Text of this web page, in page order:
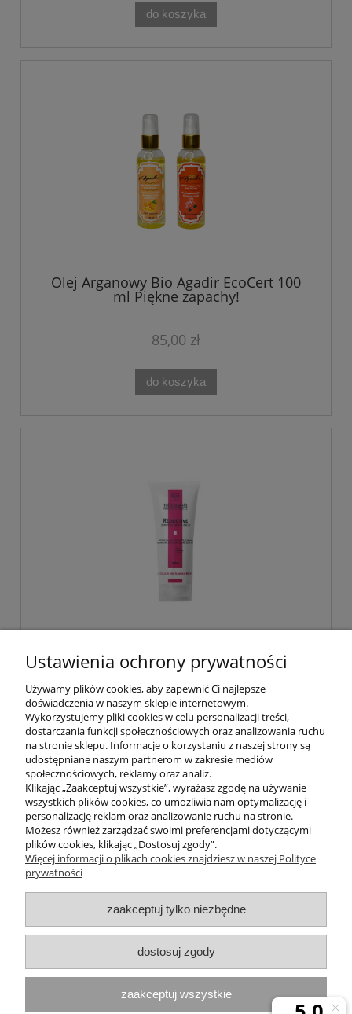
do koszyka
Olej Arganowy Bio Agadir EcoCert 100
ml Piękne zapachy!
85,00 zł
do koszyka
Wyszczuplający, antycellulitowy balsam
do ciała o właściwościach nawilżających
200 ml SLIM'N'GO BODY BALM
66,50 zł
do koszyka
POMOC
INFORMACJE
ZAKUPY
MOJE KONTO
PROGRAMY PROMOCYJNE
InterPromo MARTA POPIELA-MOLEK NIP: 7341300379
Ustawienia ochrony prywatności
Używamy plików cookies, aby zapewnić Ci najlepsze
doświadczenia w naszym sklepie internetowym.
Wykorzystujemy pliki cookies w celu personalizacji treści,
dostarczania funkcji społecznościowych oraz analizowania ruchu
na stronie sklepu. Informacje o korzystaniu z naszej strony są
udostępniane naszym partnerom w zakresie mediów
społecznościowych, reklamy oraz analiz.
Klikając „Zaakceptuj wszystkie”, wyrażasz zgodę na używanie
wszystkich plików cookies, co umożliwia nam optymalizację i
personalizację reklam oraz analizowanie ruchu na stronie.
Możesz również zarządzać swoimi preferencjami dotyczącymi
plików cookies, klikając „Dostosuj zgody”.
Więcej informacji o plikach cookies znajdziesz w naszej Polityce
prywatności
zaakceptuj tylko niezbędne
dostosuj zgody
zaakceptuj wszystkie